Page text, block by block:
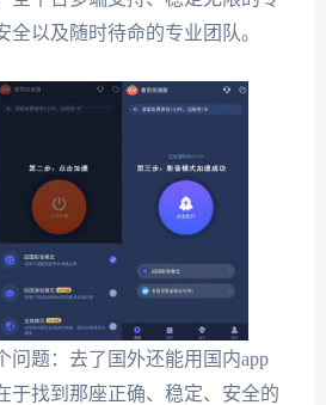
全以及随时待命的专业团队。
问题：去了国外还能用国内app
于找到那座正确、稳定、安全的